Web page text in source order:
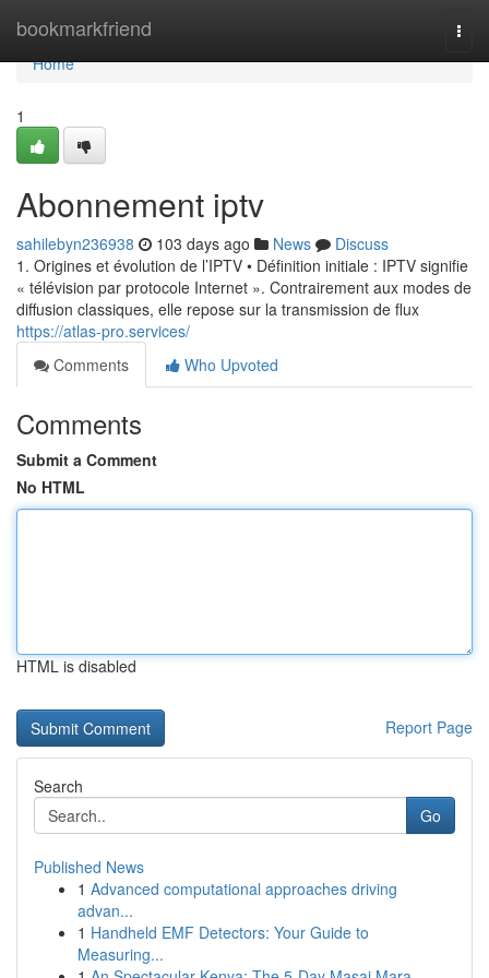
bookmarkfriend
Home
Home
1
Abonnement iptv
sahilebyn236938 103 days ago News
Discuss
1. Origines et évolution de l’IPTV • Définition initiale : IPTV signifie
« télévision par protocole Internet ». Contrairement aux modes de
diffusion classiques, elle repose sur la transmission de flux
https://atlas-pro.services/
Comments
Who Upvoted
Comments
Submit a Comment
No HTML
HTML is disabled
Report Page
Search
Go
Published News
1 Advanced computational approaches driving
advan...
1 Handheld EMF Detectors: Your Guide to
Measuring...